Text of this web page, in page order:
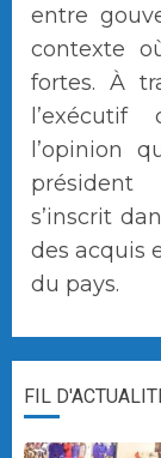
entre
contexte
fortes. À
l’exécutif
l’opinion
s’inscrit
des acquis
du pays.
FIL